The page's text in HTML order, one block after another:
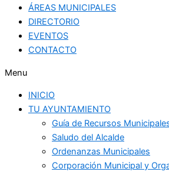
ÁREAS MUNICIPALES
DIRECTORIO
EVENTOS
CONTACTO
Menu
INICIO
TU AYUNTAMIENTO
Guía de Recursos
Saludo del Alcalde
Ordenanzas Municipales
Corporación Municipal y